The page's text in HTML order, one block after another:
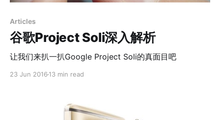
Articles
谷歌Project Soli深入解析
让我们来扒一扒Google Project Soli的真面目吧
23 Jun 2016 13 min read